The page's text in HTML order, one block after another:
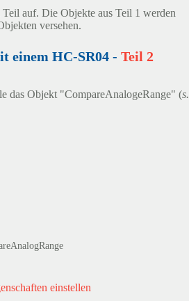
auf. Die Objekte aus Teil 1 werden
versehen.
einem HC-SR04 - Teil 2
das Objekt "CompareAnalogeRange" (s.
einstellen